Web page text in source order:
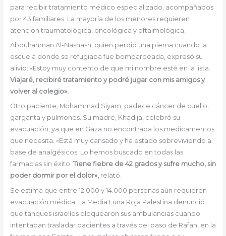
para recibir tratamiento médico especializado, acompañados
por 43 familiares. La mayoría de los menores requieren
atención traumatológica, oncológica y oftalmológica.
Abdulrahman Al-Nashash, quien perdió una pierna cuando la
escuela donde se refugiaba fue bombardeada, expresó su
alivio: «Estoy muy contento de que mi nombre esté en la lista.
Viajaré, recibiré tratamiento y podré jugar con mis amigos y
volver al colegio».
Otro paciente, Mohammad Siyam, padece cáncer de cuello,
garganta y pulmones. Su madre, Khadija, celebró su
evacuación, ya que en Gaza no encontraba los medicamentos
que necesita. «Está muy cansado y ha estado sobreviviendo a
base de analgésicos. Lo hemos buscado en todas las
farmacias sin éxito. Tiene fiebre de 42 grados y sufre mucho, sin
poder dormir por el dolor»,relató.
Se estima que entre 12.000 y 14.000 personas aún requieren
evacuación médica. La Media Luna Roja Palestina denunció
que tanques israelíes bloquearon sus ambulancias cuando
intentaban trasladar pacientes a través del paso de Rafah, en la